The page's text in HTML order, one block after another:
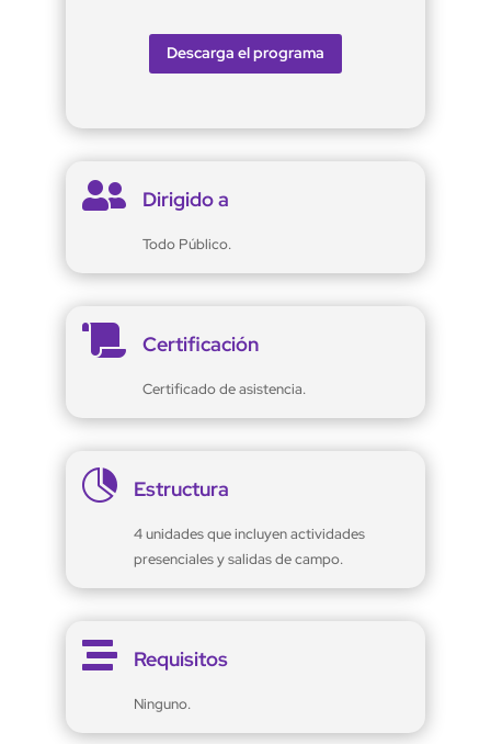
Descarga el programa
 Dirigido a
Todo Público.
 Certificación
Certificado de asistencia.
 Estructura
4 unidades que incluyen actividades
presenciales y salidas de campo.
 Requisitos
Ninguno.